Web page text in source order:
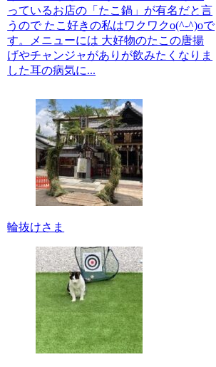
っているお店の「たこ鍋」が有名だと言
うので たこ好きの私はワクワクo(^-^)oで
す。メニューには 大好物のたこの唐揚
げやチャンジャがありが飲みたくなりま
した耳の病気に...
輪抜けさま